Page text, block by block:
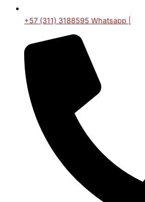
+57 (311) 3188595 Whatsapp |